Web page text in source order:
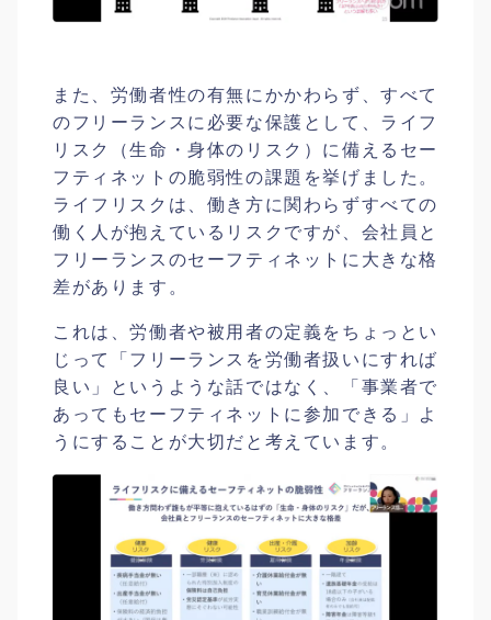
また、労働者性の有無にかかわらず、すべて
のフリーランスに必要な保護として、ライフ
リスク（生命・身体のリスク）に備えるセー
フティネットの脆弱性の課題を挙げました。
ライフリスクは、働き方に関わらずすべての
働く人が抱えているリスクですが、会社員と
フリーランスのセーフティネットに大きな格
差があります。
これは、労働者や被用者の定義をちょっとい
じって「フリーランスを労働者扱いにすれば
良い」というような話ではなく、「事業者で
あってもセーフティネットに参加できる」よ
うにすることが大切だと考えています。